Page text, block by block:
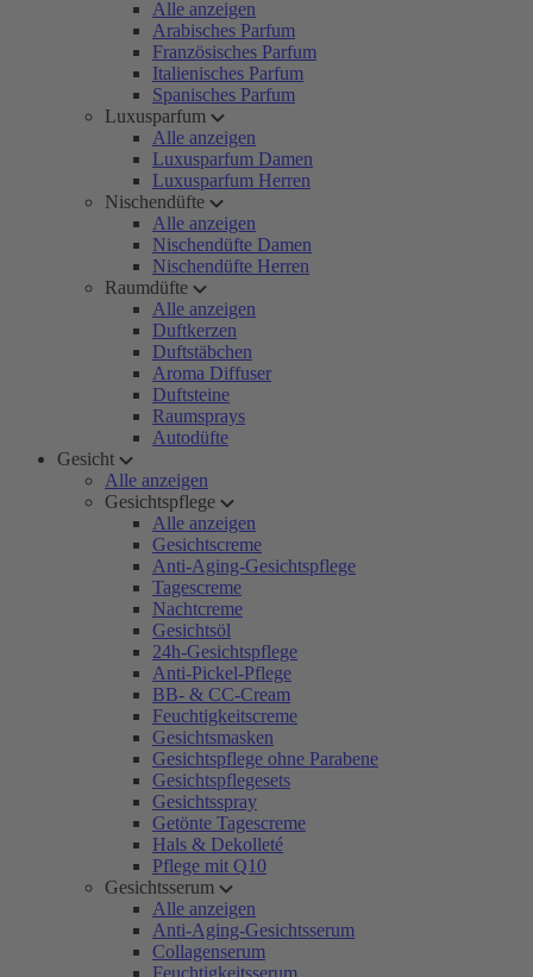
Alle anzeigen
Arabisches Parfum
Französisches Parfum
Italienisches Parfum
Spanisches Parfum
Luxusparfum
Alle anzeigen
Luxusparfum Damen
Luxusparfum Herren
Nischendüfte
Alle anzeigen
Nischendüfte Damen
Nischendüfte Herren
Raumdüfte
Alle anzeigen
Duftkerzen
Duftstäbchen
Aroma Diffuser
Duftsteine
Raumsprays
Autodüfte
Gesicht
Alle anzeigen
Gesichtspflege
Alle anzeigen
Gesichtscreme
Anti-Aging-Gesichtspflege
Tagescreme
Nachtcreme
Gesichtsöl
24h-Gesichtspflege
Anti-Pickel-Pflege
BB- & CC-Cream
Feuchtigkeitscreme
Gesichtsmasken
Gesichtspflege ohne Parabene
Gesichtspflegesets
Gesichtsspray
Getönte Tagescreme
Hals & Dekolleté
Pflege mit Q10
Gesichtsserum
Alle anzeigen
Anti-Aging-Gesichtsserum
Collagenserum
Feuchtigkeitsserum